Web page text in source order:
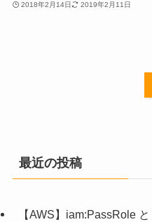
2018年2月14日 2019年2月11日
最近の投稿
【AWS】iam:PassRole